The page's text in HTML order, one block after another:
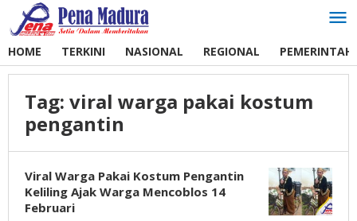
Lewati
ke
HOME TERKINI NASIONAL REGIONAL
Tag: viral warga pakai kostum
pengantin
Viral Warga Pakai Kostum Pengantin
Keliling Ajak Warga Mencoblos 14
Februari